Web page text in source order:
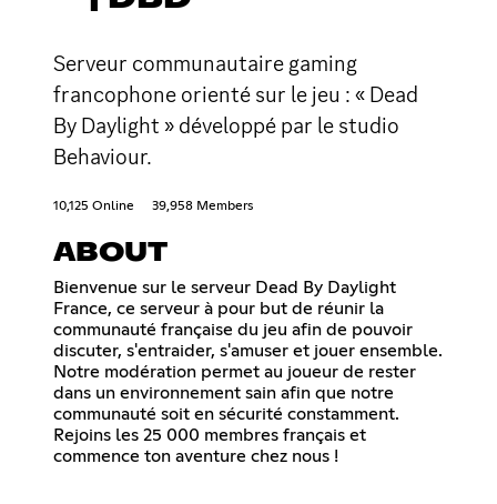
Serveur communautaire gaming
francophone orienté sur le jeu : « Dead
By Daylight » développé par le studio
Behaviour.
10,125 Online 39,958 Members
ABOUT
Bienvenue sur le serveur Dead By Daylight
France, ce serveur à pour but de réunir la
communauté française du jeu afin de pouvoir
discuter, s'entraider, s'amuser et jouer ensemble.
Notre modération permet au joueur de rester
dans un environnement sain afin que notre
communauté soit en sécurité constamment.
Rejoins les 25 000 membres français et
commence ton aventure chez nous !